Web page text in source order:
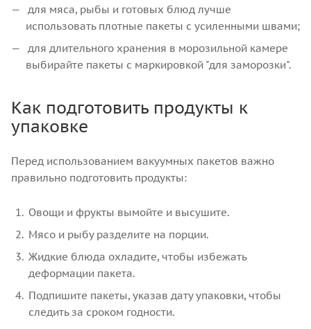
для мяса, рыбы и готовых блюд лучше
использовать плотные пакеты с усиленными швами;
для длительного хранения в морозильной камере
выбирайте пакеты с маркировкой "для заморозки".
Как подготовить продукты к
упаковке
Перед использованием вакуумных пакетов важно
правильно подготовить продукты:
Овощи и фрукты вымойте и высушите.
Мясо и рыбу разделите на порции.
Жидкие блюда охладите, чтобы избежать
деформации пакета.
Подпишите пакеты, указав дату упаковки, чтобы
следить за сроком годности.